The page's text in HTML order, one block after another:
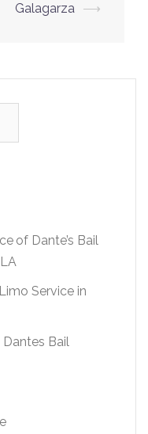
Galagarza ⟶
of Dante’s Bail
Service in
Bail